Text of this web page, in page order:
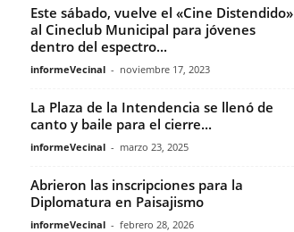
Este sábado, vuelve el «Cine Distendido»
al Cineclub Municipal para jóvenes
dentro del espectro...
informeVecinal - noviembre 17, 2023
La Plaza de la Intendencia se llenó de
canto y baile para el cierre...
informeVecinal - marzo 23, 2025
Abrieron las inscripciones para la
Diplomatura en Paisajismo
informeVecinal - febrero 28, 2026